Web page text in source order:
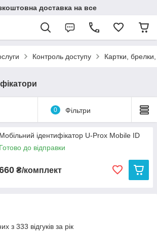
доставка на все
Контроль доступу Картки, брелки,
0 Фільтри
Мобільний ідентифікатор U-Prox Mobile ID
Готово до відправки
₴/комплект
з 333 відгуків за рік